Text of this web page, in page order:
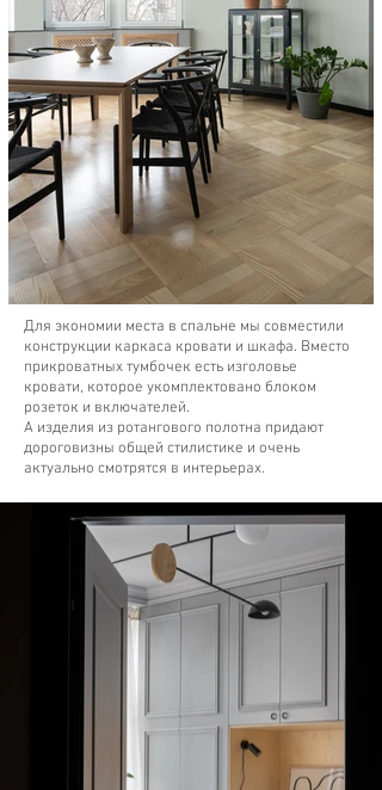
Для экономии места в спальне мы совместили
конструкции каркаса кровати и шкафа. Вместо
прикроватных тумбочек есть изголовье
кровати, которое укомплектовано блоком
розеток и включателей.
А изделия из ротангового полотна придают
дороговизны общей стилистике и очень
актуально смотрятся в интерьерах.